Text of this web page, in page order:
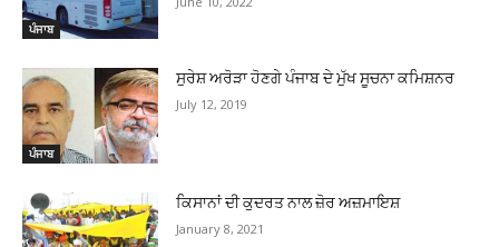
ਪੰਜਾਬ
ਪੰਜਾਬ
ਸੁਰੇਸ਼ ਅਰੋੜਾ ਹੋਣਗੇ ਪੰਜਾਬ ਦੇ ਮੁੱਖ ਸੂਚਨਾ ਕਮਿਸ਼ਨਰ
July 12, 2019
ਕਿਸਾਨਾਂ ਦੀ ਕੁਦਰਤ ਨਾਲ ਜ਼ੋਰ ਅਜ਼ਮਾਇਸ਼
January 8, 2021